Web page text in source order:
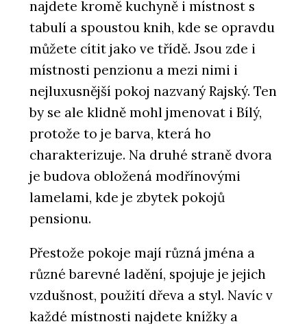
najdete kromě kuchyně i místnost s
tabulí a spoustou knih, kde se opravdu
můžete cítit jako ve třídě. Jsou zde i
místnosti penzionu a mezi nimi i
nejluxusnější pokoj nazvaný Rajský. Ten
by se ale klidně mohl jmenovat i Bílý,
protože to je barva, která ho
charakterizuje. Na druhé straně dvora
je budova obložená modřínovými
lamelami, kde je zbytek pokojů
pensionu.
Přestože pokoje mají různá jména a
různé barevné ladění, spojuje je jejich
vzdušnost, použití dřeva a styl. Navíc v
každé místnosti najdete knížky a